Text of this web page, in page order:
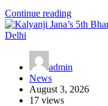
Continue reading
admin
News
August 3, 2026
17 views